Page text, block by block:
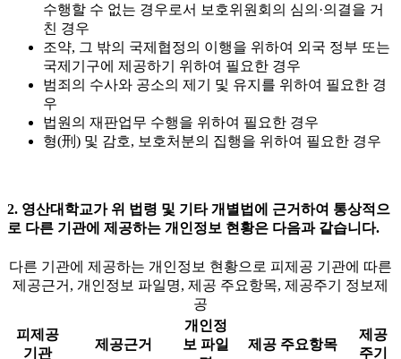
수행할 수 없는 경우로서 보호위원회의 심의·의결을 거
친 경우
조약, 그 밖의 국제협정의 이행을 위하여 외국 정부 또는
국제기구에 제공하기 위하여 필요한 경우
범죄의 수사와 공소의 제기 및 유지를 위하여 필요한 경
우
법원의 재판업무 수행을 위하여 필요한 경우
형(刑) 및 감호, 보호처분의 집행을 위하여 필요한 경우
2. 영산대학교가 위 법령 및 기타 개별법에 근거하여 통상적으
로 다른 기관에 제공하는 개인정보 현황은 다음과 같습니다.
다른 기관에 제공하는 개인정보 현황으로 피제공 기관에 따른
제공근거, 개인정보 파일명, 제공 주요항목, 제공주기 정보제
공
피제공
기관
제공근거
개인정
보 파일
제공 주요항목
제공
주기